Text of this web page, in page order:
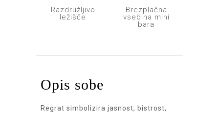
Razdružljivo
ležišče
Brezplačna
vsebina mini
bara
Opis sobe
Regrat simbolizira jasnost, bistrost,